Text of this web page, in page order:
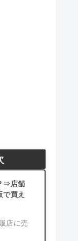
⇒店舗
買え
店に売